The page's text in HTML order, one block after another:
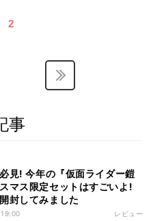
2
事
見! 今年の『仮面ライダー鎧
マス限定セットはすごいよ!
封してみました
レビュー